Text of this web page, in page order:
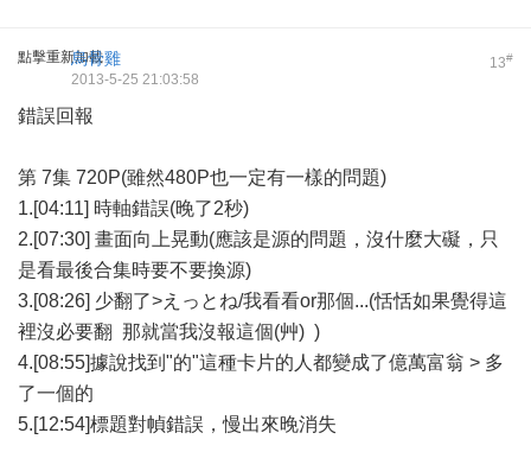
點擊重新加載 13#
烏骨雞
2013-5-25 21:03:58
錯誤回報
第 7集 720P(雖然480P也一定有一樣的問題)
1.[04:11] 時軸錯誤(晚了2秒)
2.[07:30] 畫面向上晃動(應該是源的問題，沒什麼大礙，只
是看最後合集時要不要換源)
3.[08:26] 少翻了>えっとね/我看看or那個...(恬恬如果覺得這
裡沒必要翻 那就當我沒報這個(艸) )
4.[08:55]據說找到"的"這種卡片的人都變成了億萬富翁 > 多
了一個的
5.[12:54]標題對幀錯誤，慢出來晚消失